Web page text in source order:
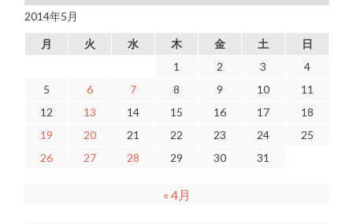
2014年5月
月 火 水 木 金 土
日
1
2 3
4
5
6 7 8 9 10
11
12
13 14 15 16 17
18
19
20 21 22 23 24
25
26
27 28 29 30 31
« 4月